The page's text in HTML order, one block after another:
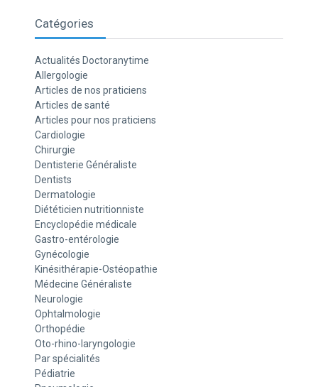
Catégories
Actualités Doctoranytime
Allergologie
Articles de nos praticiens
Articles de santé
Articles pour nos praticiens
Cardiologie
Chirurgie
Dentisterie Généraliste
Dentists
Dermatologie
Diététicien nutritionniste
Encyclopédie médicale
Gastro-entérologie
Gynécologie
Kinésithérapie-Ostéopathie
Médecine Généraliste
Neurologie
Ophtalmologie
Orthopédie
Oto-rhino-laryngologie
Par spécialités
Pédiatrie